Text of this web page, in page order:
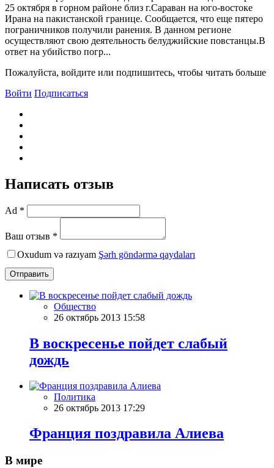
25 октября в горном районе близ г.Сараван на юго-востоке
Ирана на пакистанской границе. Сообщается, что еще пятеро
пограничников получили ранения. В данном регионе
осуществляют свою деятельность белуджийские повстанцы.В
ответ на убийство погр...
Пожалуйста, войдите или подпишитесь, чтобы читать больше
Войти Подписаться
Написать отзыв
Ad *
Ваш отзыв *
Oxudum və razıyam Şərh göndərmə qaydaları
Отправить
Общество
26 октябрь 2013 15:58
В воскресенье пойдет слабый
дождь
Политика
26 октябрь 2013 17:29
Франция поздравила Алиева
В мире